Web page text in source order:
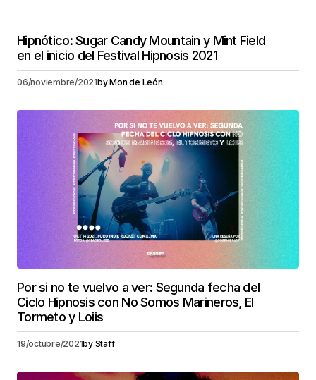
Hipnótico: Sugar Candy Mountain y Mint Field
en el inicio del Festival Hipnosis 2021
06/noviembre/2021byMon de León
Por si no te vuelvo a ver: Segunda fecha del
Ciclo Hipnosis con No Somos Marineros, El
Tormeto y Loiis
19/octubre/2021by Staff